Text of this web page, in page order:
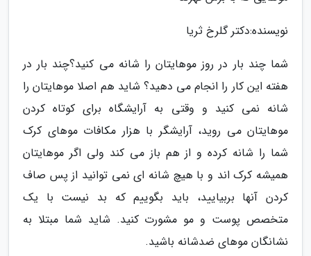
نویسنده:دکتر گلرخ ثریا
شما چند بار در روز موهایتان را شانه می کنید؟چند بار در
هفته این کار را انجام می دهید؟ شاید هم اصلا موهایتان را
شانه نمی کنید و وقتی به آرایشگاه برای کوتاه کردن
موهایتان می روید، آرایشگر با هزار مکافات موهای کرک
شما را شانه کرده و از هم باز می کند ولی اگر موهایتان
همیشه کرک اند و با هیچ شانه ای نمی توانید از پس صاف
کردن آنها بربیایید، باید بگوییم که بد نیست با یک
متخصص پوست و مو مشورت کنید. شاید شما مبتلا به
نشانگان موهای ضدشانه باشید.